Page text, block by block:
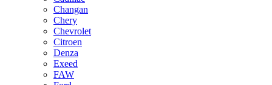
Changan
Chery
Chevrolet
Citroen
Denza
Exeed
FAW